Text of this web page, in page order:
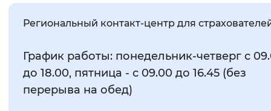
Региональный контакт-центр для
График работы: понедельник-четверг с
до 18.00, пятница - с 09.00 до 16.45 (без
перерыва на обед)